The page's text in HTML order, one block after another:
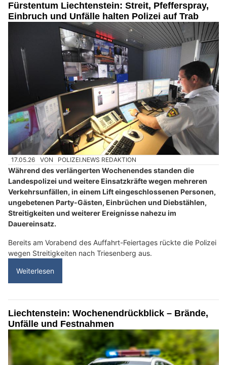
Fürstentum Liechtenstein: Streit, Pfefferspray,
Einbruch und Unfälle halten Polizei auf Trab
17.05.26 VON POLIZEI.NEWS REDAKTION
Während des verlängerten Wochenendes standen die
Landespolizei und weitere Einsatzkräfte wegen mehreren
Verkehrsunfällen, in einem Lift eingeschlossenen Personen,
ungebetenen Party-Gästen, Einbrüchen und Diebstählen,
Streitigkeiten und weiterer Ereignisse nahezu im
Dauereinsatz.
Bereits am Vorabend des Auffahrt-Feiertages rückte die Polizei
wegen Streitigkeiten nach Triesenberg aus.
Weiterlesen
Liechtenstein: Wochenendrückblick – Brände,
Unfälle und Festnahmen